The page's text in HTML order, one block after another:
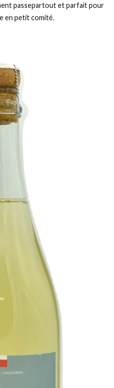
passepartout et parfait pour
en petit comité.